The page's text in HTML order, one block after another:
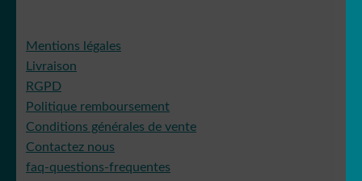
Mentions légales
Livraison
RGPD
Politique remboursement
Conditions générales de vente
Contactez nous
faq-questions-frequentes